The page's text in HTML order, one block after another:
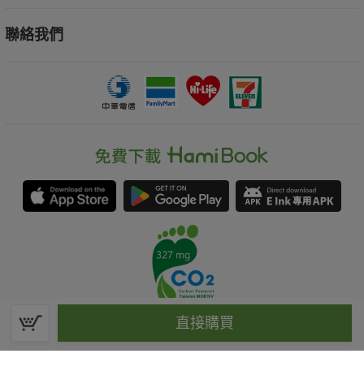
直接購買
聯絡我們
春水堂科技娛樂股份有限公司(統一編號：70476915)